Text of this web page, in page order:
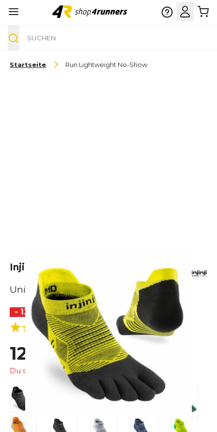
Startseite Run Lightweight No-Show
Injinji Run Lightweight No-Show
Unisex
- 13 %
5.0 (7 Bewertungen)
12,99 € 14,95 €
Du sparst 1,96 €